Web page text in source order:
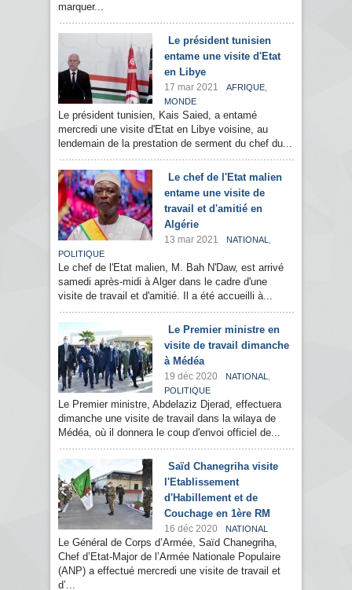
marquer...
Le président tunisien
entame une visite d'Etat
en Libye
17 mar 2021 AFRIQUE,
MONDE
Le président tunisien, Kais Saied, a entamé
mercredi une visite d'Etat en Libye voisine, au
lendemain de la prestation de serment du chef du...
Le chef de l'Etat malien
entame une visite de
travail et d'amitié en
Algérie
13 mar 2021 NATIONAL ,
POLITIQUE
Le chef de l'Etat malien, M. Bah N'Daw, est arrivé
samedi après-midi à Alger dans le cadre d'une
visite de travail et d'amitié. Il a été accueilli à...
Le Premier ministre en
visite de travail dimanche
à Médéa
19 déc 2020 NATIONAL ,
POLITIQUE
Le Premier ministre, Abdelaziz Djerad, effectuera
dimanche une visite de travail dans la wilaya de
Médéa, où il donnera le coup d'envoi officiel de...
Saïd Chanegriha visite
l'Etablissement
d'Habillement et de
Couchage en 1ère RM
16 déc 2020 NATIONAL
Le Général de Corps d’Armée, Saïd Chanegriha,
Chef d’Etat-Major de l’Armée Nationale Populaire
(ANP) a effectué mercredi une visite de travail et
d’...